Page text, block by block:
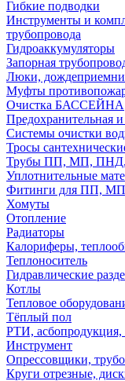
Гибкие подводки
Инструменты и
трубопровода
Гидроаккумуляторы
Запорная
Люки,
Муфты
Очистка БАССЕЙНА
Предохранительная
Системы очистки
Тросы
Трубы ПП, МП,
Уплотнительные
Фитинги для ПП,
Хомуты
Отопление
Радиаторы
Калориферы,
Теплоноситель
Гидравлические
Котлы
Тепловое
Тёплый пол
РТИ, асбопродукция,
Инструмент
Опрессовщики,
Круги отрезные,